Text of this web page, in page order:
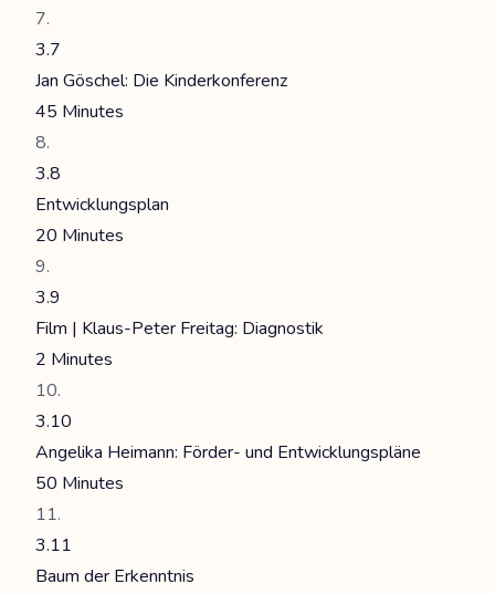
3.7
Jan Göschel: Die Kinderkonferenz
45 Minutes
3.8
Entwicklungsplan
20 Minutes
3.9
Film | Klaus-Peter Freitag: Diagnostik
2 Minutes
3.10
Angelika Heimann: Förder- und Entwicklungspläne
50 Minutes
3.11
Baum der Erkenntnis